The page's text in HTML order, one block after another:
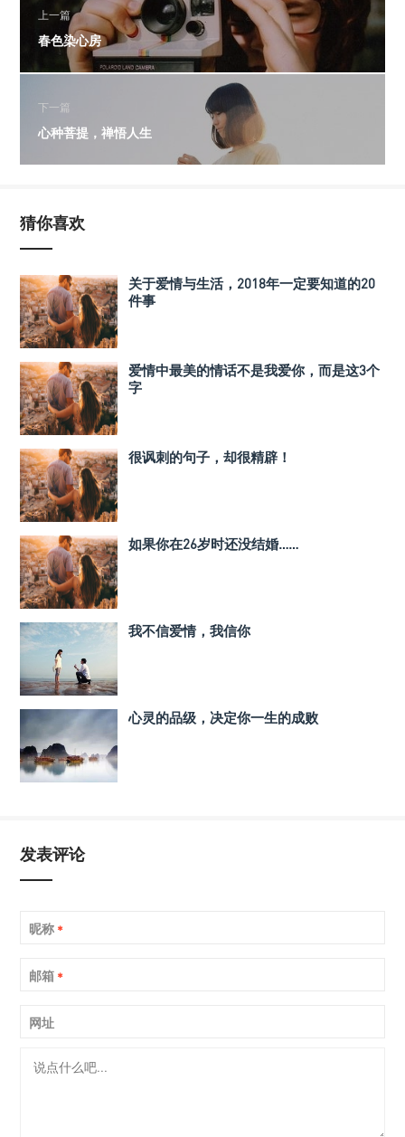
上一篇
春色染心房
下一篇
心种菩提，禅悟人生
猜你喜欢
关于爱情与生活，2018年一定要知道的20
件事
爱情中最美的情话不是我爱你，而是这3个
字
很讽刺的句子，却很精辟！
如果你在26岁时还没结婚……
我不信爱情，我信你
心灵的品级，决定你一生的成败
发表评论
昵称 *
邮箱 *
网址